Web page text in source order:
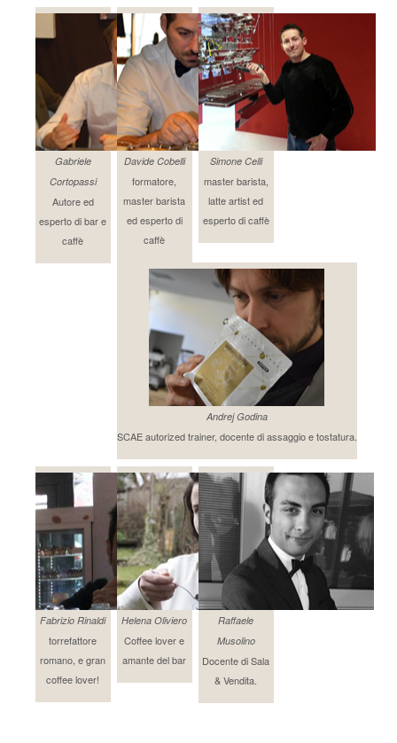
Gabriele
Cortopassi
Autore ed
esperto di bar e
caffè
Davide Cobelli
formatore,
master barista
ed esperto di
caffè
Simone Celli
master barista,
latte artist ed
esperto di caffè
Andrej Godina
SCAE autorized trainer, docente di assaggio e tostatura.
Fabrizio Rinaldi
torrefattore
romano, e gran
coffee lover!
Helena Oliviero
Coffee lover e
amante del bar
Raffaele
Musolino
Docente di Sala
& Vendita.